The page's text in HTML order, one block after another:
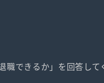
できるか」を回答して